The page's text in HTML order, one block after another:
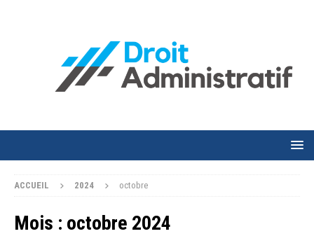
ACCUEIL 2024 octobre
Mois : octobre 2024